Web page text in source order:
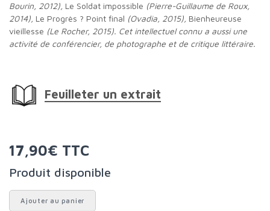
Bourin, 2012), Le Soldat impossible (Pierre-Guillaume de Roux,
2014), Le Progrès ? Point final (Ovadia, 2015), Bienheureuse
vieillesse (Le Rocher, 2015). Cet intellectuel connu a aussi une
activité de conférencier, de photographe et de critique littéraire.
Feuilleter un extrait
17,90€ TTC
Produit disponible
Ajouter au panier